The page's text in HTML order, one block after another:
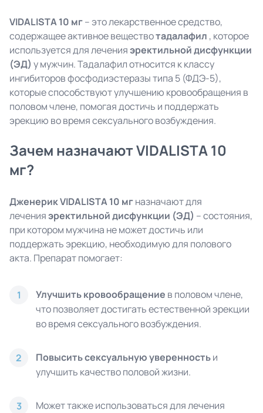
VIDALISTA 10 мг– это лекарственное средство,
содержащее активное веществотадалафил , которое
используется для леченияэректильной дисфункции
(ЭД) у мужчин. Тадалафил относится к классу
ингибиторов фосфодиэстеразы типа 5 (ФДЭ-5),
которые способствуют улучшению кровообращения в
половом члене, помогая достичь и поддержать
эрекцию во время сексуального возбуждения.
Зачем назначают VIDALISTA 10
мг?
Дженерик VIDALISTA 10 мгназначают для
леченияэректильной дисфункции (ЭД) – состояния,
при котором мужчина не может достичь или
поддержать эрекцию, необходимую для полового
акта. Препарат помогает:
1 Улучшить кровообращение в половом члене,
что позволяет достигать естественной эрекции
во время сексуального возбуждения.
2 Повысить сексуальную уверенностьи
улучшить качество половой жизни.
3
Может также использоваться для лечения